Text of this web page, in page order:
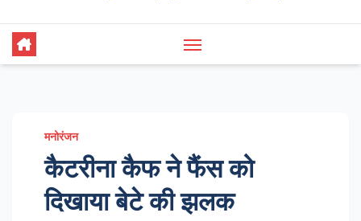
मनोरंजन
कैटरीना कैफ ने फैंस को
दिखाया बेटे की झलक